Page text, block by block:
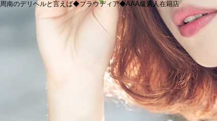
周南のデリヘルと言えば◆プラウディア◆AAA級素人在籍店